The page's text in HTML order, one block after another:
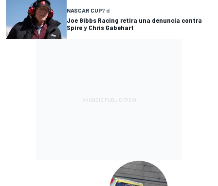
NASCAR CUP7 d
Joe Gibbs Racing retira una denuncia contra
Spire y Chris Gabehart